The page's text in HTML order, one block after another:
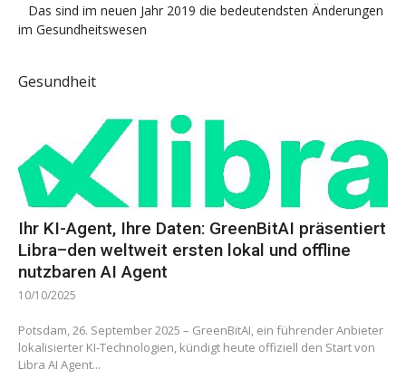
Das sind im neuen Jahr 2019 die bedeutendsten Änderungen
im Gesundheitswesen
Gesundheit
Ihr KI-Agent, Ihre Daten: GreenBitAI präsentiert
Libra–den weltweit ersten lokal und offline
nutzbaren AI Agent
10/10/2025
Potsdam, 26. September 2025 – GreenBitAI, ein führender Anbieter
lokalisierter KI-Technologien, kündigt heute offiziell den Start von
Libra AI Agent...